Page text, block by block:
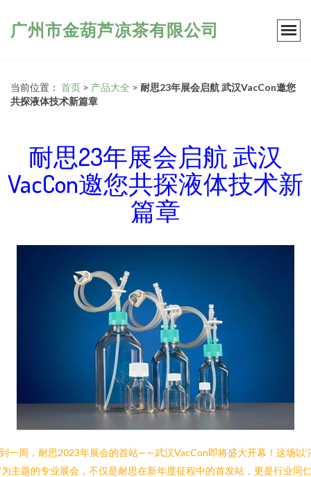
广州市金葫芦凉茶有限公司
当前位置： 首页 > 产品大全 > 耐思23年展会启航 武汉VacCon邀您
共探液体技术新篇章
耐思23年展会启航 武汉
VacCon邀您共探液体技术新
篇章
一周，耐思2023年展会的首站——武汉VacCon即将盛大开幕！这场以‘
为主题的专业展会，不仅是耐思在新年度征程中的首发站，更是行业同